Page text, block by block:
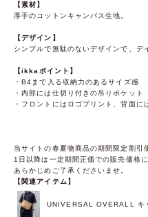
【素材】
厚手のコットンキャンバス生地。
【デザイン】
シンプルで無駄のないデザインで、デ
【ikkaポイント】
・B4まで入る収納力のあるサイズ感
・内部には仕切り付きの吊りポケット
・フロントにはロゴプリント、背面に
当サイトの春夏物商品の期間限定割引
1日以降は一定期間正価での販売価格
あらかじめご了承くださいませ。
【関連アイテム】
UNIVERSAL OVERALL キ